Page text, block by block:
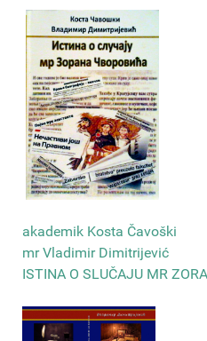
akademik Kosta Čavoški
mr Vladimir Dimitrijević
ISTINA O SLUČAJU MR